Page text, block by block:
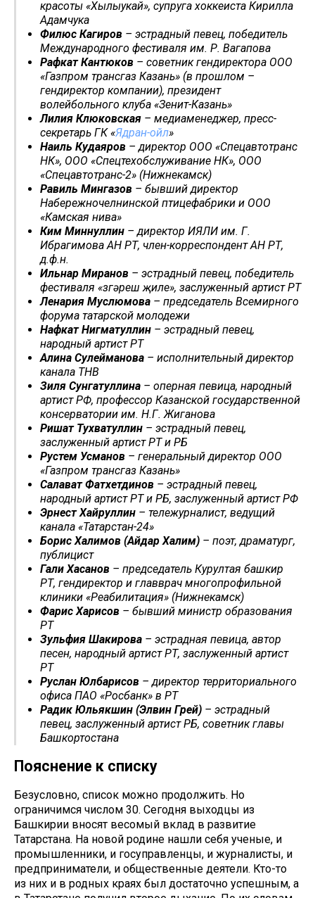
красоты «Хылыукай», супруга хоккеиста Кирилла
Адамчука
Филюс Кагиров – эстрадный певец, победитель
Международного фестиваля им. Р. Вагапова
Рафкат Кантюков – советник гендиректора ООО
«Газпром трансгаз Казань» (в прошлом –
гендиректор компании), президент
волейбольного клуба «Зенит-Казань»
Лилия Клюковская – медиаменеджер, пресс-
секретарь ГК «Ядран-ойл»
Наиль Кудаяров – директор ООО «Спецавтотранс
НК», ООО «Спецтехобслуживание НК», ООО
«Спецавтотранс-2» (Нижнекамск)
Равиль Мингазов – бывший директор
Набережночелнинской птицефабрики и ООО
«Камская нива»
Ким Миннуллин – директор ИЯЛИ им. Г.
Ибрагимова АН РТ, член-корреспондент АН РТ,
д.ф.н.
Ильнар Миранов – эстрадный певец, победитель
фестиваля «Үзгәреш җиле», заслуженный артист РТ
Ленария Муслюмова – председатель Всемирного
форума татарской молодежи
Нафкат Нигматуллин – эстрадный певец,
народный артист РТ
Алина Сулейманова – исполнительный директор
канала ТНВ
Зиля Сунгатуллина – оперная певица, народный
артист РФ, профессор Казанской государственной
консерватории им. Н.Г. Жиганова
Ришат Тухватуллин – эстрадный певец,
заслуженный артист РТ и РБ
Рустем Усманов – генеральный директор ООО
«Газпром трансгаз Казань»
Салават Фатхетдинов – эстрадный певец,
народный артист РТ и РБ, заслуженный артист РФ
Эрнест Хайруллин – тележурналист, ведущий
канала «Татарстан-24»
Борис Халимов (Айдар Халим) – поэт, драматург,
публицист
Гали Хасанов – председатель Курултая башкир
РТ, гендиректор и главврач многопрофильной
клиники «Реабилитация» (Нижнекамск)
Фарис Харисов – бывший министр образования
РТ
Зульфия Шакирова – эстрадная певица, автор
песен, народный артист РТ, заслуженный артист
РТ
Руслан Юлбарисов – директор территориального
офиса ПАО «Росбанк» в РТ
Радик Юльякшин (Элвин Грей) – эстрадный
певец, заслуженный артист РБ, советник главы
Башкортостана
Пояснение к списку
Безусловно, список можно продолжить. Но
ограничимся числом 30. Сегодня выходцы из
Башкирии вносят весомый вклад в развитие
Татарстана. На новой родине нашли себя ученые, и
промышленники, и госуправленцы, и журналисты, и
предприниматели, и общественные деятели. Кто-то
из них и в родных краях был достаточно успешным, а